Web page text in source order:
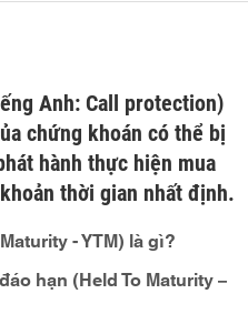
Anh: Call protection)
chứng khoán có thể bị
hành thực hiện mua
thời gian nhất định.
- YTM) là gì?
hạn (Held To Maturity –